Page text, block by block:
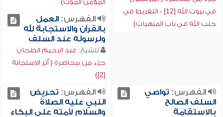
في بيوت الله [12] - التفريط في
جنب الله في باب المنهيات)
المؤمن الموت)
الفهرس:العمل
بالقرآن والاستجابة لله
ولرسوله عند السلف
للشيخ: عبد الرحيم الطحان
جزء من محاضرة ( أثر الاستجابة
[2])
الفهرس: تواصي
السلف الصالح
بالاستقامة
الفهرس: تحريض
النبي عليه الصلاة
والسلام لأمته على البكاء